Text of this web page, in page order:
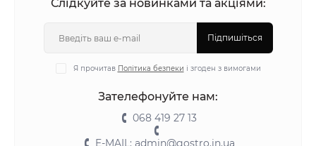
Слідкуйте за новинками та акціями:
Підпишіться
Я прочитав Політика безпеки і згоден з вимогами
Зателефонуйте нам:
068 419 27 13
E-MAIL: admin@gostro.in.ua